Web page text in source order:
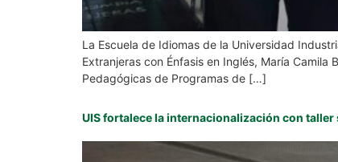
La Escuela de Idiomas de la Universidad
Extranjeras con Énfasis en Inglés, María
Pedagógicas de Programas de […]
UIS fortalece la internacionalización con